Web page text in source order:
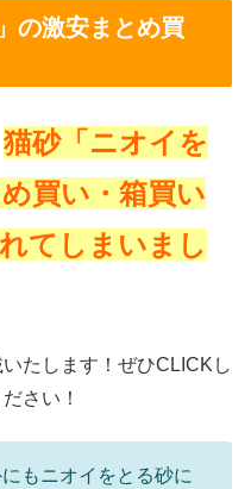
の激安まとめ買
猫砂「ニオイを
買い・箱買い
てしまいまし
たします！ぜひCLICKし
さい！
もニオイをとる砂に